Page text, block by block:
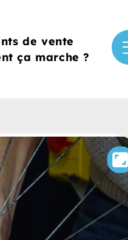
de vente
ça marche ?